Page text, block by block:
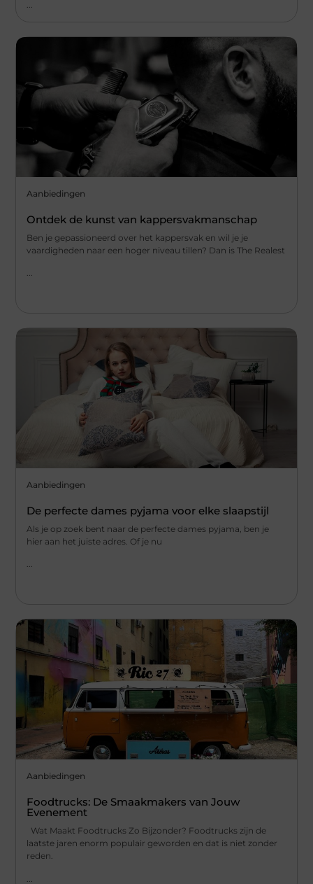
Aanbiedingen
Ontdek de kunst van kappersvakmanschap
Ben je gepassioneerd over het kappersvak en wil je je
vaardigheden naar een hoger niveau tillen? Dan is The Realest
...
Aanbiedingen
De perfecte dames pyjama voor elke slaapstijl
Als je op zoek bent naar de perfecte dames pyjama, ben je
hier aan het juiste adres. Of je nu
...
Aanbiedingen
Foodtrucks: De Smaakmakers van Jouw
Evenement
Wat Maakt Foodtrucks Zo Bijzonder? Foodtrucks zijn de
laatste jaren enorm populair geworden en dat is niet zonder
reden.